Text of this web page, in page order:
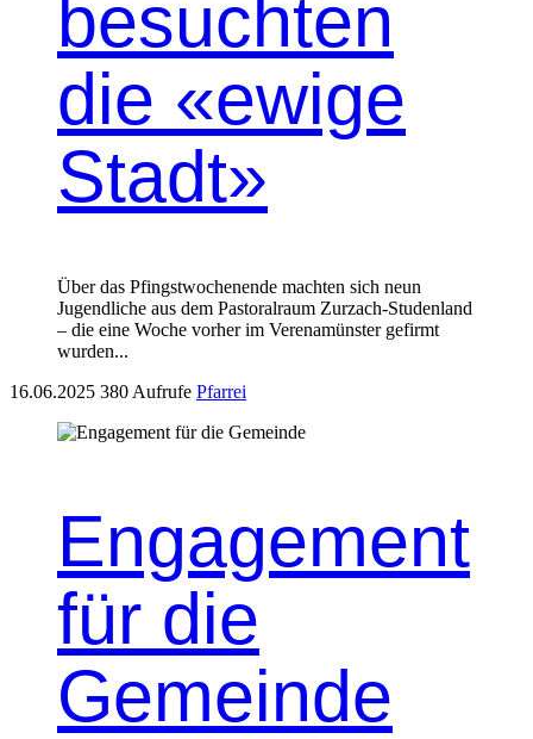
besuchten
die «ewige
Stadt»
Über das Pfin­gst­woch­enende macht­en sich neun
Jugendliche aus dem Pas­toral­raum Zurzach-Stu­den­land
– die eine Woche vorher im Ver­e­namün­ster gefirmt
wur­den...
16.06.2025 380 Aufrufe Pfarrei
Engagement
für die
Gemeinde